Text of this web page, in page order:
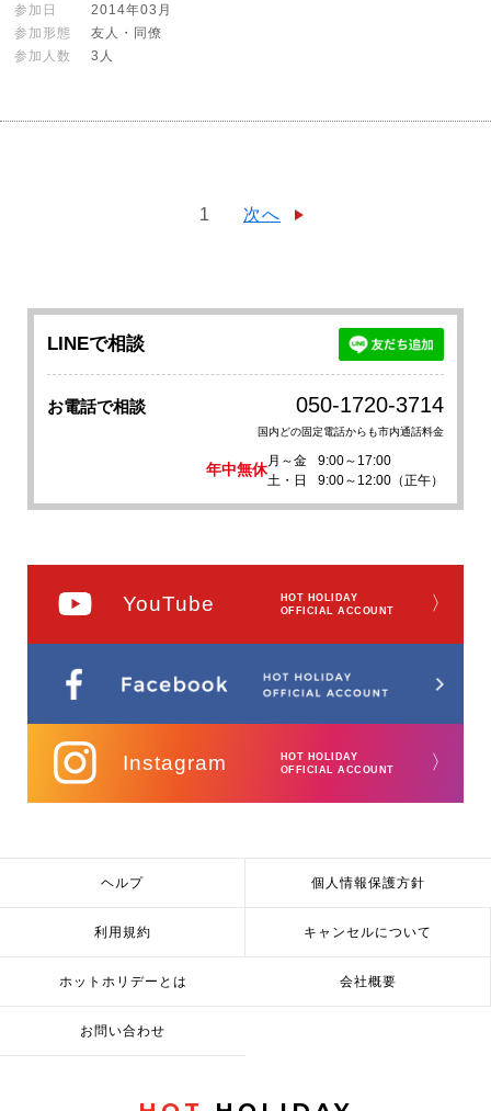
参加日
2014年03月
参加形態
友人・同僚
参加人数
3人
1 次へ
LINEで相談
お電話で相談 050-1720-3714
国内どの固定電話からも市内通話料金
年中無休
月～金
9:00～17:00
土・日
9:00～12:00（正午）
YouTube
HOT HOLIDAY
OFFICIAL ACCOUNT
〉
Instagram
HOT HOLIDAY
OFFICIAL ACCOUNT
〉
ヘルプ 個人情報保護方針
利用規約 キャンセルについて
ホットホリデーとは 会社概要
お問い合わせ